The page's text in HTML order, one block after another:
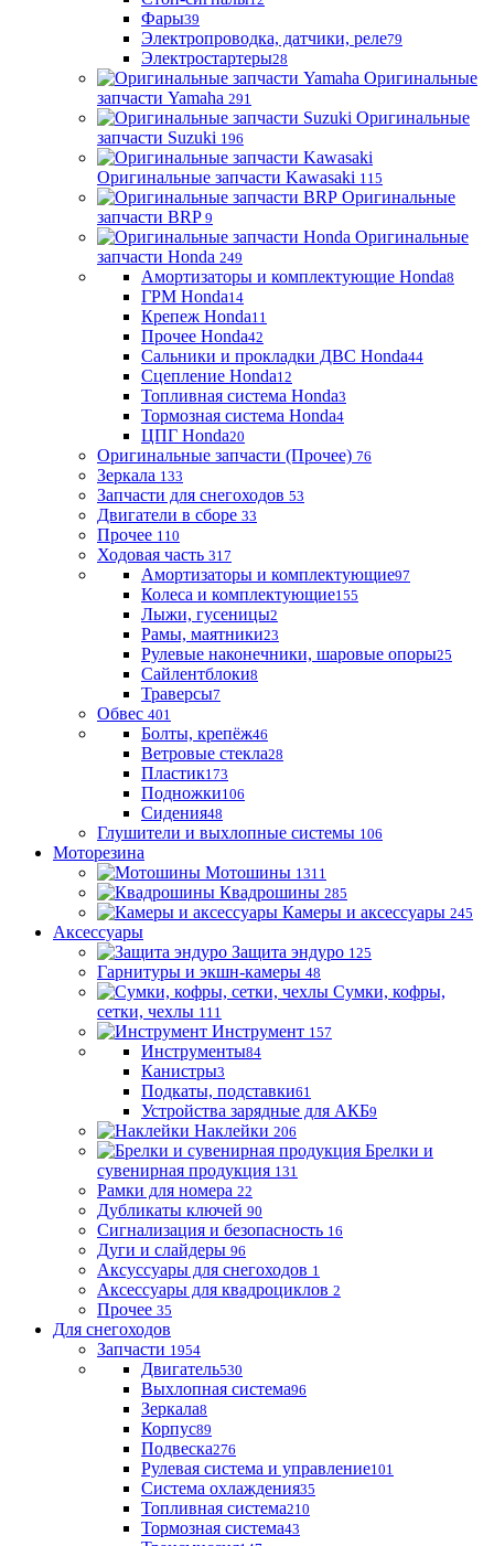
Фары39
Электропроводка, датчики, реле79
Электростартеры28
Оригинальные
запчасти Yamaha 291
Оригинальные
запчасти Suzuki 196
Оригинальные запчасти Kawasaki 115
Оригинальные
запчасти BRP 9
Оригинальные
запчасти Honda 249
Амортизаторы и комплектующие Honda8
ГРМ Honda14
Крепеж Honda11
Прочее Honda42
Сальники и прокладки ДВС Honda44
Сцепление Honda12
Топливная система Honda3
Тормозная система Honda4
ЦПГ Honda20
Оригинальные запчасти (Прочее) 76
Зеркала 133
Запчасти для снегоходов 53
Двигатели в сборе 33
Прочее 110
Ходовая часть 317
Амортизаторы и комплектующие97
Колеса и комплектующие155
Лыжи, гусеницы2
Рамы, маятники23
Рулевые наконечники, шаровые опоры25
Сайлентблоки8
Траверсы7
Обвес 401
Болты, крепёж46
Ветровые стекла28
Пластик173
Подножки106
Сидения48
Глушители и выхлопные системы 106
Моторезина
Мотошины 1311
Квадрошины 285
Камеры и аксессуары 245
Аксессуары
Защита эндуро 125
Гарнитуры и экшн-камеры 48
Сумки, кофры,
сетки, чехлы 111
Инструмент 157
Инструменты84
Канистры3
Подкаты, подставки61
Устройства зарядные для АКБ9
Наклейки 206
Брелки и
сувенирная продукция 131
Рамки для номера 22
Дубликаты ключей 90
Сигнализация и безопасность 16
Дуги и слайдеры 96
Аксуссуары для снегоходов 1
Аксессуары для квадроциклов 2
Прочее 35
Для снегоходов
Запчасти 1954
Двигатель530
Выхлопная система96
Зеркала8
Корпус89
Подвеска276
Рулевая система и управление101
Система охлаждения35
Топливная система210
Тормозная система43